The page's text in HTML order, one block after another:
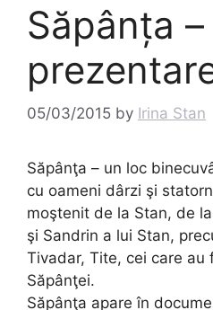
Săpânța –
05/03/2015 by Irina Stan
Săpânţa – un loc
cu oameni dârzi şi
moştenit de la Stan, de
şi Sandrin a lui Stan,
Tivadar, Tite, cei care au
Săpânţei.
Săpânţa apare în